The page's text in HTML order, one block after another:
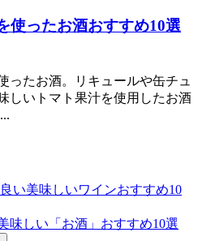
使ったお酒おすすめ10選
ったお酒。リキュールや缶チュ
しいトマト果汁を使用したお酒
い美味しいワインおすすめ10
味しい「お酒」おすすめ10選